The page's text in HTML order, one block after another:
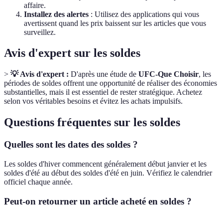
affaire.
Installez des alertes : Utilisez des applications qui vous
avertissent quand les prix baissent sur les articles que vous
surveillez.
Avis d'expert sur les soldes
> 💡 Avis d'expert : D'après une étude de UFC-Que Choisir, les
périodes de soldes offrent une opportunité de réaliser des économies
substantielles, mais il est essentiel de rester stratégique. Achetez
selon vos véritables besoins et évitez les achats impulsifs.
Questions fréquentes sur les soldes
Quelles sont les dates des soldes ?
Les soldes d'hiver commencent généralement début janvier et les
soldes d'été au début des soldes d'été en juin. Vérifiez le calendrier
officiel chaque année.
Peut-on retourner un article acheté en soldes ?